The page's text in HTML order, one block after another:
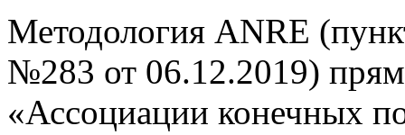
Методология ANRE
№283 от 06.12.2019)
«Ассоциации конечных